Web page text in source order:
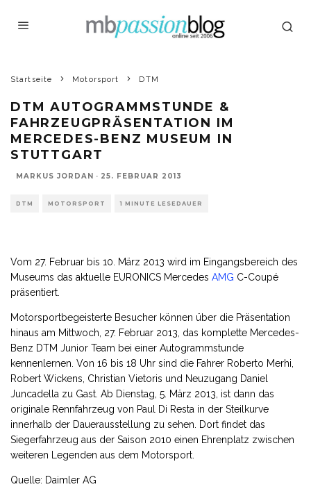
Startseite Motorsport DTM
DTM AUTOGRAMMSTUNDE &
FAHRZEUGPRÄSENTATION IM
MERCEDES-BENZ MUSEUM IN
STUTTGART
MARKUS JORDAN · 25. FEBRUAR 2013
DTM MOTORSPORT 1 MINUTE LESEDAUER
Vom 27. Februar bis 10. März 2013 wird im Eingangsbereich des
Museums das aktuelle EURONICS Mercedes AMG C-Coupé
präsentiert.
Motorsportbegeisterte Besucher können über die Präsentation
hinaus am Mittwoch, 27. Februar 2013, das komplette Mercedes-
Benz DTM Junior Team bei einer Autogrammstunde
kennenlernen. Von 16 bis 18 Uhr sind die Fahrer Roberto Merhi,
Robert Wickens, Christian Vietoris und Neuzugang Daniel
Juncadella zu Gast. Ab Dienstag, 5. März 2013, ist dann das
originale Rennfahrzeug von Paul Di Resta in der Steilkurve
innerhalb der Dauerausstellung zu sehen. Dort findet das
Siegerfahrzeug aus der Saison 2010 einen Ehrenplatz zwischen
weiteren Legenden aus dem Motorsport.
Quelle: Daimler AG